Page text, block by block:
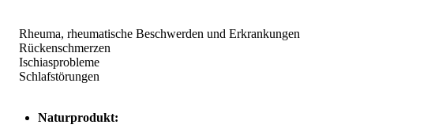
Rheuma, rheumatische Beschwerden und Erkrankungen
Rückenschmerzen
Ischiasprobleme
Schlafstörungen
Naturprodukt: